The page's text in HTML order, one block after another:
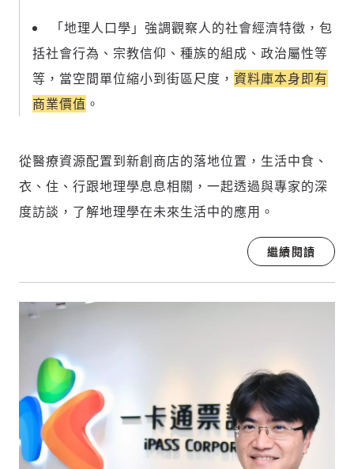
「地理人口學」強調觀察人的社會經濟特徵，包
括社會行為、宗教信仰、種族的組成、政治屬性等
等，當空間單位縮小到街區尺度， 資料庫本身即有
商業價值 。
從醫療資源配置到新創商店的落地位置，生活中食、
衣、住、行跟地理學息息相關，一起透過與專家的深
度訪談，了解地理學在未來生活中的應用。
繼續閱讀